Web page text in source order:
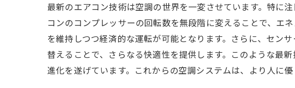
将来のス
空調システ
健康と快
生活の質
最新のエアコン技術は空調の世界を一変させています。特に
コンのコンプレッサーの回転数を無段階に変えることで、エ
を維持しつつ経済的な運転が可能となります。さらに、セン
替えることで、さらなる快適性を提供します。このような最
進化を遂げています。これからの空調システムは、より人に